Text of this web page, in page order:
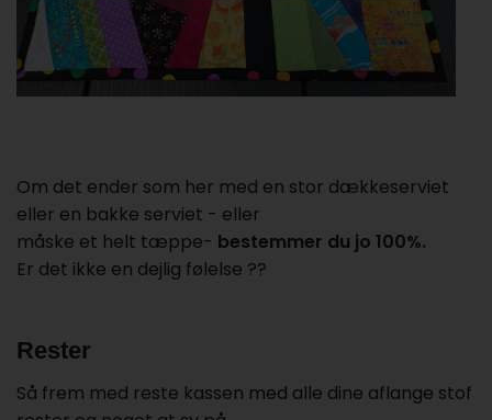
Om det ender som her med en stor dækkeserviet
eller en bakke serviet - eller
måske et helt tæppe- bestemmer du jo 100%.
Er det ikke en dejlig følelse ??
Rester
Så frem med reste kassen med alle dine aflange stof